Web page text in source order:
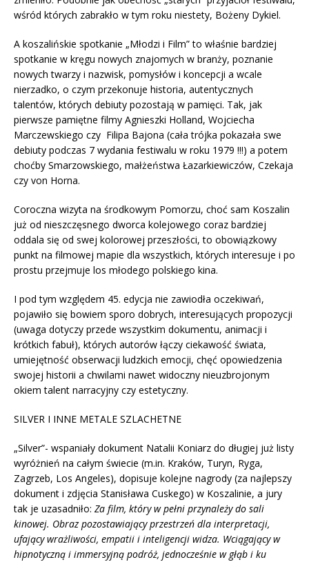
wśród których zabrakło w tym roku niestety, Bożeny Dykiel.
A koszalińskie spotkanie „Młodzi i Film” to właśnie bardziej
spotkanie w kręgu nowych znajomych w branży, poznanie
nowych twarzy i nazwisk, pomysłów i koncepcji a wcale
nierzadko, o czym przekonuje historia, autentycznych
talentów, których debiuty pozostają w pamięci. Tak, jak
pierwsze pamiętne filmy Agnieszki Holland, Wojciecha
Marczewskiego czy Filipa Bajona (cała trójka pokazała swe
debiuty podczas 7 wydania festiwalu w roku 1979 !!!) a potem
choćby Smarzowskiego, małżeństwa Łazarkiewiczów, Czekaja
czy von Horna.
Coroczna wizyta na środkowym Pomorzu, choć sam Koszalin
już od nieszczęsnego dworca kolejowego coraz bardziej
oddala się od swej kolorowej przeszłości, to obowiązkowy
punkt na filmowej mapie dla wszystkich, których interesuje i po
prostu przejmuje los młodego polskiego kina.
I pod tym względem 45. edycja nie zawiodła oczekiwań,
pojawiło się bowiem sporo dobrych, interesujących propozycji
(uwaga dotyczy przede wszystkim dokumentu, animacji i
krótkich fabuł), których autorów łączy ciekawość świata,
umiejętność obserwacji ludzkich emocji, chęć opowiedzenia
swojej historii a chwilami nawet widoczny nieuzbrojonym
okiem talent narracyjny czy estetyczny.
SILVER I INNE METALE SZLACHETNE
„Silver”- wspaniały dokument Natalii Koniarz do długiej już listy
wyróżnień na całym świecie (m.in. Kraków, Turyn, Ryga,
Zagrzeb, Los Angeles), dopisuje kolejne nagrody (za najlepszy
dokument i zdjęcia Stanisława Cuskego) w Koszalinie, a jury
tak je uzasadniło: Za film, który w pełni przynależy do sali
kinowej. Obraz pozostawiający przestrzeń dla interpretacji,
ufający wrażliwości, empatii i inteligencji widza. Wciągający w
hipnotyczną i immersyjną podróż, jednocześnie w głąb i ku